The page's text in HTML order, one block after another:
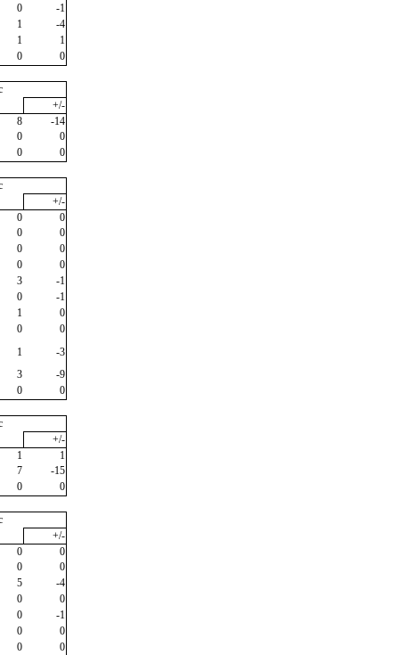
0
-1
1
-4
1
1
0
0
+/-
8
-14
0
0
0
0
+/-
0
0
0
0
0
0
0
0
3
-1
0
-1
1
0
0
0
1
-3
3
-9
0
0
+/-
1
1
7
-15
0
0
+/-
0
0
0
0
5
-4
0
0
0
-1
0
0
0
0